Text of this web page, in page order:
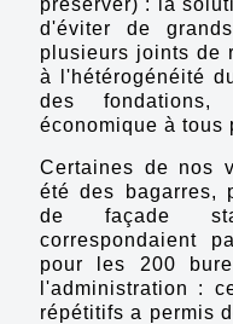
préserver) : la
d'éviter de
plusieurs joints de
à l'hétérogénéité
des
économique à tous
Certaines de nos
été des bagarres,
de façade
correspondaient
pour les 200
l'administration :
répétitifs a permis